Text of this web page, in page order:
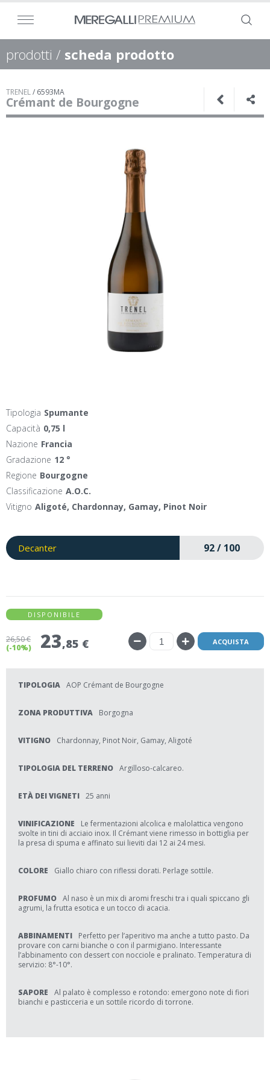
prodotti / scheda prodotto
TRENEL/ 6593MA
Crémant de Bourgogne
Tipologia Spumante
Capacità 0,75 l
Nazione Francia
Gradazione 12 °
Regione Bourgogne
Classificazione A.O.C.
Vitigno Aligoté, Chardonnay, Gamay, Pinot Noir
Decanter 92 / 100
DISPONIBILE
26,50 €
(-10%)
23,85 € ACQUISTA
TIPOLOGIA AOP Crémant de Bourgogne
ZONA PRODUTTIVA Borgogna
VITIGNO Chardonnay, Pinot Noir, Gamay, Aligoté
TIPOLOGIA DEL TERRENO Argilloso-calcareo.
ETÀ DEI VIGNETI 25 anni
VINIFICAZIONE
Le fermentazioni alcolica e malolattica vengono
svolte in tini di acciaio inox. Il Crémant viene rimesso in bottiglia per
la presa di spuma e affinato sui lieviti dai 12 ai 24 mesi.
COLORE Giallo chiaro con riflessi dorati. Perlage sottile.
PROFUMO Al naso è un mix di aromi freschi tra i quali spiccano gli
agrumi, la frutta esotica e un tocco di acacia.
ABBINAMENTI
Perfetto per l’aperitivo ma anche a tutto pasto. Da
provare con carni bianche o con il parmigiano. Interessante
l’abbinamento con dessert con nocciole e pralinato. Temperatura di
servizio: 8°-10°.
SAPORE
Al palato è complesso e rotondo: emergono note di fiori
bianchi e pasticceria e un sottile ricordo di torrone.